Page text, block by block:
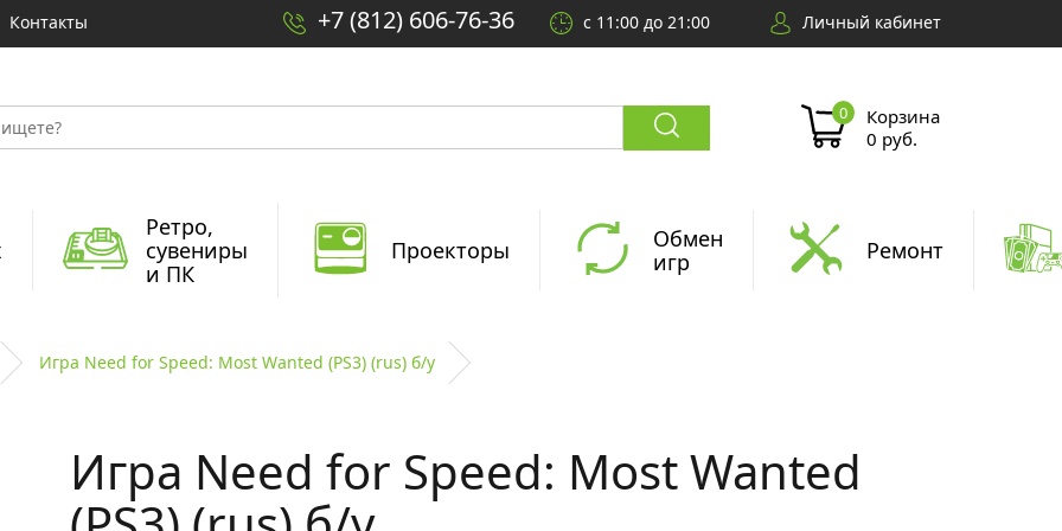
Контакты +7 (812) 606-76-36 с 11:00 до 21:00 Личный кабинет
Корзина
0 руб.
Ретро,
сувениры
и ПК
Проекторы
Обмен
игр
Ремонт
Игра Need for Speed: Most Wanted (PS3) (rus) б/у
Игра Need for Speed: Most Wanted